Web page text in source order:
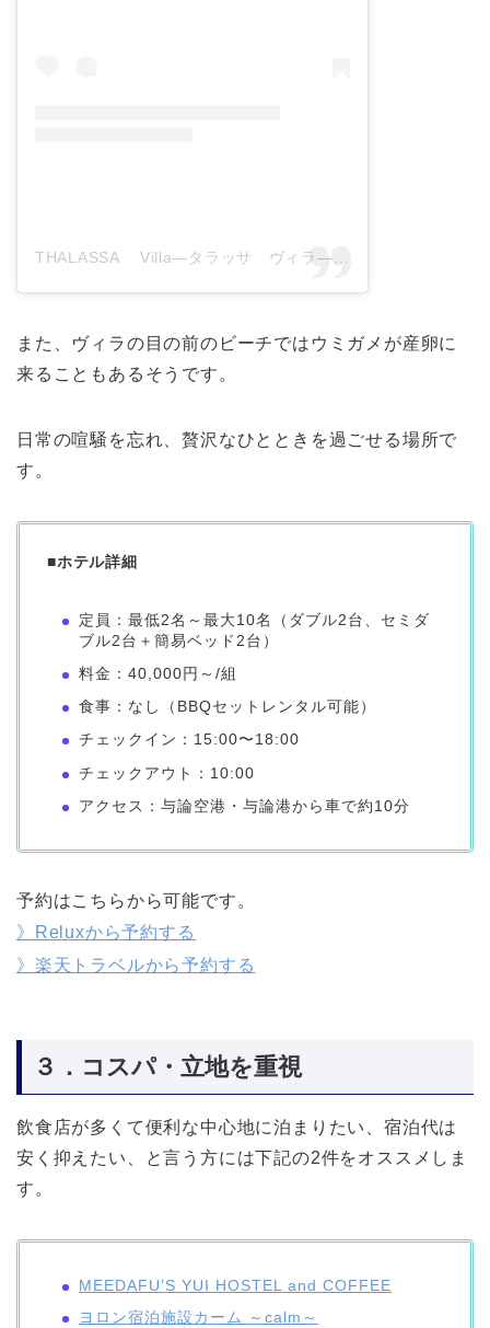
また、ヴィラの目の前のビーチではウミガメが産卵に
来ることもあるそうです。
日常の喧騒を忘れ、贅沢なひとときを過ごせる場所で
す。
■ホテル詳細
定員：最低2名～最大10名（ダブル2台、セミダ
ブル2台＋簡易ベッド2台）
料金：40,000円～/組
食事：なし（BBQセットレンタル可能）
チェックイン：15:00〜18:00
チェックアウト：10:00
アクセス：与論空港・与論港から車で約10分
予約はこちらから可能です。
》Reluxから予約する
》楽天トラベルから予約する
３．コスパ・立地を重視
飲食店が多くて便利な中心地に泊まりたい、宿泊代は
安く抑えたい、と言う方には下記の2件をオススメしま
す。
MEEDAFU’S YUI HOSTEL and COFFEE
ヨロン宿泊施設カーム ～calm～